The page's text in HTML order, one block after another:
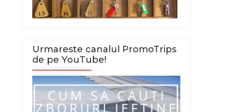
Urmareste canalul PromoTrips
de pe YouTube!